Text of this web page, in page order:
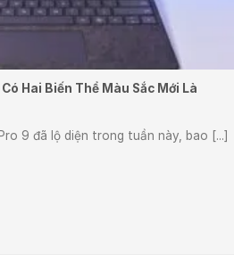
Hai Biến Thể Màu Sắc Mới Là
9 đã lộ diện trong tuần này, bao [...]